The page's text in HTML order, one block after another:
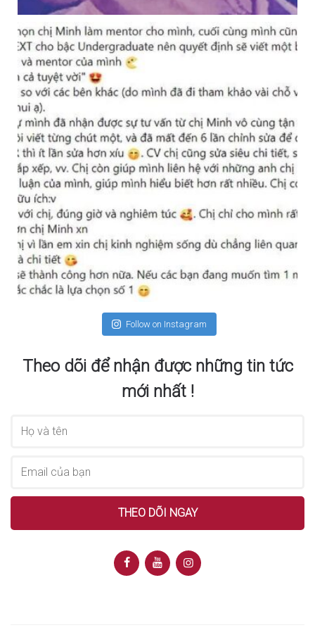
Follow on Instagram
Theo dõi để nhận được những tin tức
mới nhất !